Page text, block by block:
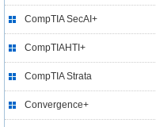
CompTIA SecAI+
CompTIAHTI+
CompTIA Strata
Convergence+